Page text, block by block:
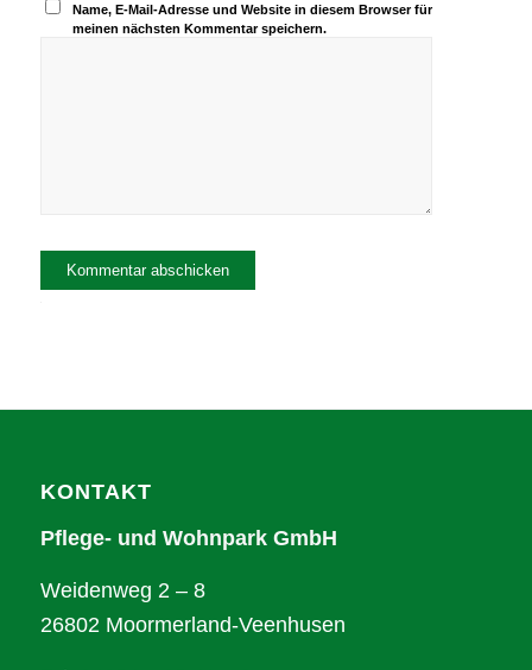
Name, E-Mail-Adresse und Website in diesem Browser für
meinen nächsten Kommentar speichern.
KONTAKT
Pflege- und Wohnpark GmbH
Weidenweg 2 – 8
26802 Moormerland-Veenhusen